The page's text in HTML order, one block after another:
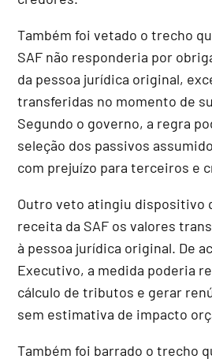
Também foi vetado o trecho
SAF não responderia por
da pessoa jurídica original,
transferidas no momento de
Segundo o governo, a regra
seleção dos passivos
com prejuízo para terceiros e
Outro veto atingiu dispositivo
receita da SAF os valores
à pessoa jurídica original. De
Executivo, a medida poderia
cálculo de tributos e gerar
sem estimativa de impacto
Também foi barrado o trecho